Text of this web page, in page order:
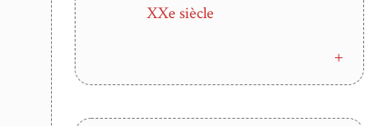
XXe siècle
+ plus